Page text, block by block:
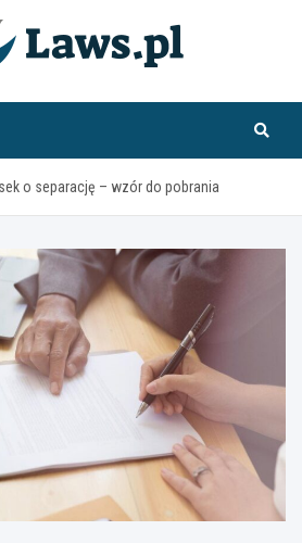
o separację – wzór do pobrania